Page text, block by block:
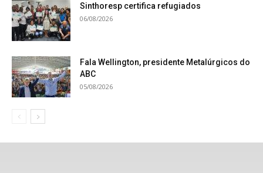
Sinthoresp certifica refugiados
06/08/2026
Fala Wellington, presidente Metalúrgicos do
ABC
05/08/2026